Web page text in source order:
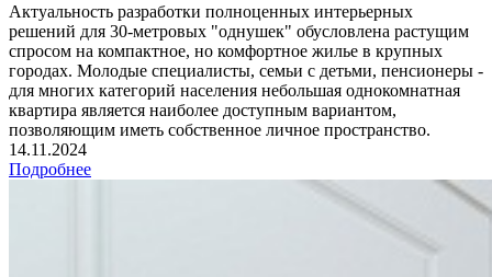
Актуальность разработки полноценных интерьерных
решений для 30-метровых "однушек" обусловлена растущим
спросом на компактное, но комфортное жилье в крупных
городах. Молодые специалисты, семьи с детьми, пенсионеры -
для многих категорий населения небольшая однокомнатная
квартира является наиболее доступным вариантом,
позволяющим иметь собственное личное пространство.
14.11.2024
Подробнее